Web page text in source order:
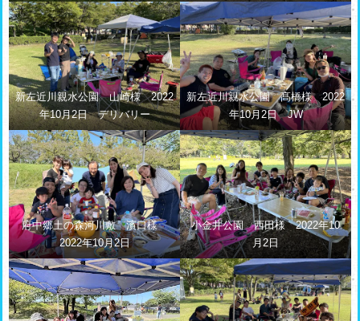
新左近川親水公園 山崎様 2022
年10月2日 デリバリー
新左近川親水公園 髙橋様 2022
年10月2日 JW
府中郷土の森河川敷 濱口様
2022年10月2日
小金井公園 西田様 2022年10
月2日